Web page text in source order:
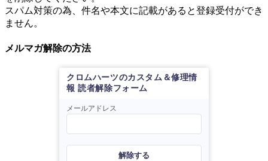
スパム対策の為、件名や本文に記載があると登録受付ができ
ません。
メルマガ解除の方法
クロムハーツのカスタム＆修理情
報 読者解除フォーム
メールアドレス
解除する